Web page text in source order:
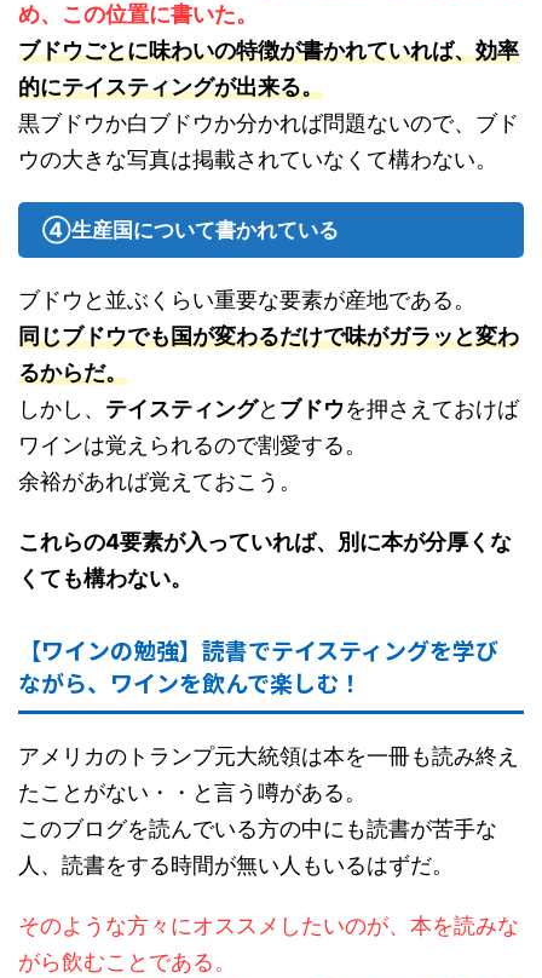
め、この位置に書いた。
ブドウごとに味わいの特徴が書かれていれば、効率
的にテイスティングが出来る。
黒ブドウか白ブドウか分かれば問題ないので、ブド
ウの大きな写真は掲載されていなくて構わない。
④生産国について書かれている
ブドウと並ぶくらい重要な要素が産地である。
同じブドウでも国が変わるだけで味がガラッと変わ
るからだ。
しかし、 テイスティングと ブドウを押さえておけば
ワインは覚えられるので割愛する。
余裕があれば覚えておこう。
これらの4要素が入っていれば、別に本が分厚くな
くても構わない。
【ワインの勉強】読書でテイスティングを学び
ながら、ワインを飲んで楽しむ！
アメリカのトランプ元大統領は本を一冊も読み終え
たことがない・・と言う噂がある。
このブログを読んでいる方の中にも読書が苦手な
人、読書をする時間が無い人もいるはずだ。
そのような方々にオススメしたいのが、本を読みな
がら飲むことである。